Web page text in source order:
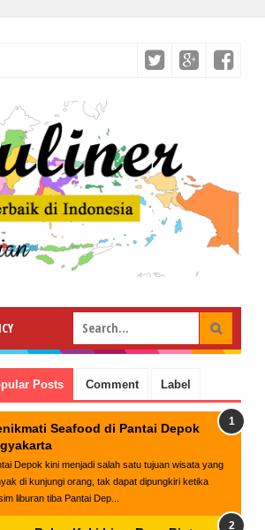
Posts Comment Label
Seafood di Pantai Depok
Depok kini menjadi salah satu tujuan wisata yang
di kunjungi orang, tak dapat dipungkiri ketika
liburan tiba Pantai Dep...